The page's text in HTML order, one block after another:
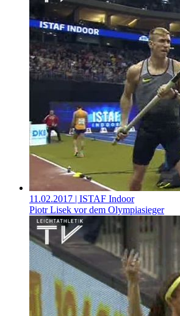
11.02.2017 | ISTAF Indoor
Piotr Lisek vor dem Olympiasieger